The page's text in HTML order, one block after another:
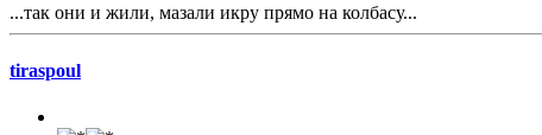
...так они и жили, мазали икру прямо на колбасу...
tiraspoul